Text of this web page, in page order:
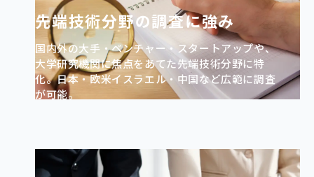
先端技術分野の調査に強み
国内外の大手・ベンチャー・スタートアップや、
大学研究機関に焦点をあてた先端技術分野に特
化。日本・欧米イスラエル・中国など広範に調査
が可能。